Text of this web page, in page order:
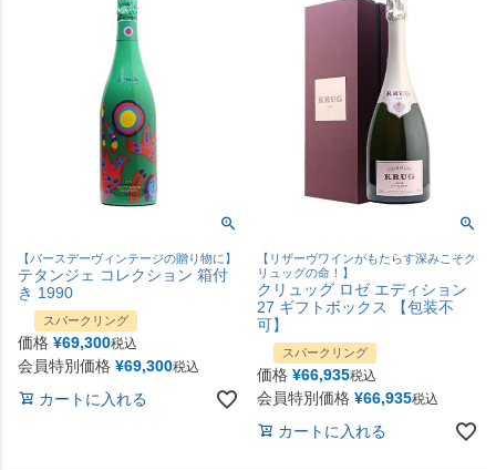
【バースデーヴィンテージの贈り物に】
テタンジェ コレクション 箱付
き 1990
スパークリング
価格 ¥69,300税込
会員特別価格 ¥69,300税込
カートに入れる
【リザーヴワインがもたらす深みこそク
リュッグの命！】
クリュッグ ロゼ エディション
27 ギフトボックス 【包装不
可】
スパークリング
価格 ¥66,935税込
会員特別価格 ¥66,935税込
カートに入れる